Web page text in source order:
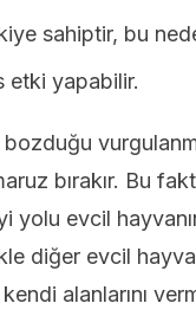
sahiptir, bu
etki yapabilir.
bırakır. Bu
yolu evcil
diğer evcil
alanlarını